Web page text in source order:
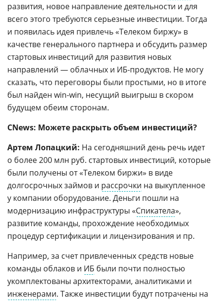
развития, новое направление деятельности и для
всего этого требуются серьезные инвестиции. Тогда
и появилась идея привлечь «Телеком биржу» в
качестве генерального партнера и обсудить размер
стартовых инвестиций для развития новых
направлений — облачных и ИБ-продуктов. Не могу
сказать, что переговоры были простыми, но в итоге
был найден win-win, несущий выигрыш в скором
будущем обеим сторонам.
CNews: Можете раскрыть объем инвестиций?
Артем Лопацкий: На сегодняшний день речь идет
о более 200 млн руб. стартовых инвестиций, которые
были получены от «Телеком биржи» в виде
долгосрочных займов и рассрочки на выкупленное
у компании оборудование. Деньги пошли на
модернизацию инфраструктуры «Спикатела»,
развитие команды, прохождение необходимых
процедур сертификации и лицензирования и пр.
Например, за счет привлеченных средств новые
команды облаков и ИБ были почти полностью
укомплектованы архитекторами, аналитиками и
инженерами. Также инвестиции будут потрачены на